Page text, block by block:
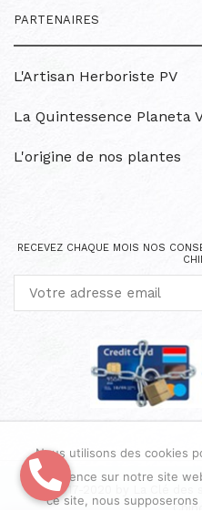
PARTENAIRES
L'Artisan Herboriste PV
La Quintessence Planeta
L'origine de nos plantes
RECEVEZ CHAQUE MOIS NOS
Ⓒ 2017-2020 by La Clé des
Nous utilisons des cookies
expérience sur notre site
ce site, nous